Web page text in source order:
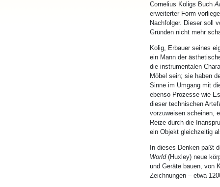
Cornelius Koligs Buch
erweiterter Form
Nachfolger. Dieser soll
Gründennicht mehr
Kolig, Erbauer seines
ein Mann der
die instrumentalen
Möbel sein; sie haben
Sinne im Umgang mit
ebenso Prozesse wie
dieser technischen
vorzuweisen scheinen,
Reize durch die Inan
ein Objekt gleichzeitig
In dieses Denken paßt
World(Huxley) neue
und Geräte bauen, von
Zeichnungen – etwa